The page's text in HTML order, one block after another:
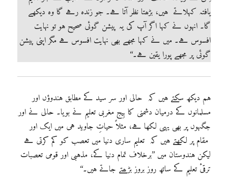
یافتہ کہلاتے ہیں، بڑھتا نظر آتا ہے۔ جو زندہ رہے گا وہ دیکھے
گا۔ انہوں نے کہا اگر آپ کی یہ پیشن گوئی صحیح ہو تو نہایت
افسوس ہے۔ میں نے کہا مجھے بھی نہایت افسوس ہے مگر اپنی پیشن
گوئی پر مجھے پورا یقین ہے۔‘‘
ہم دیکھ سکتے ہیں کہ حالی اور سر سید کے مطابق ہندوؤں اور
مسلمانوں کے درمیان دشمنی کا بِیج مغربی تعلیم نے بویا۔ حالی نے اور
جگہوں پر بھی یہی لکھا ہے، مثلاً حیاتِ جاوید ہی میں ایک اور
مقام پر لکھتے ہیں کہ تعلیم ساری دنیا میں تعصب کو کم کرتی ہے
لیکن ہندوستان میں ’’برخلاف تمام دنیا کے، مذہبی اور قومی تعصبات
ترقیٔ تعلیم کے ساتھ روز بروز بڑھتے جاتے ہیں۔‘‘